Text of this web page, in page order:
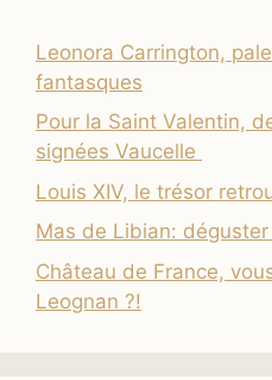
Leonora Carrington,
fantasques
Pour la Saint Valentin,
signées Vaucelle
Louis XIV, le trésor
Mas de Libian: déguster
Château de France,
Leognan ?!